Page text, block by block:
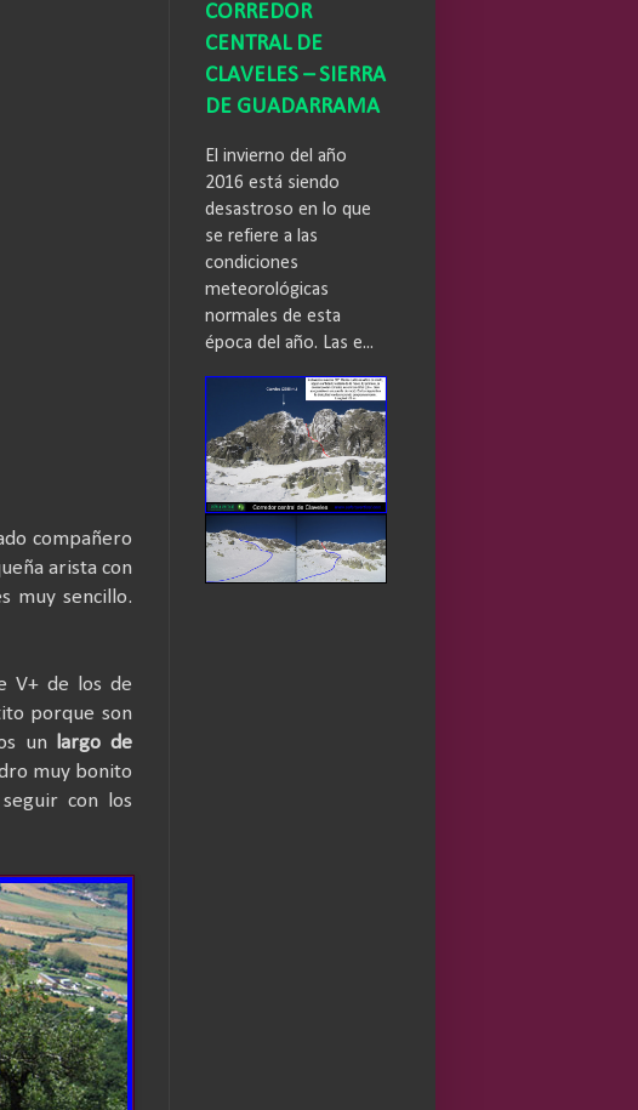
compañero
arista con
muy sencillo.
V+ de los de
porque son
un
largo de
muy bonito
con los
CORREDOR
CENTRAL DE
CLAVELES – SIERRA
DE GUADARRAMA
El invierno del año
2016 está siendo
desastroso en lo que
se refiere a las
condiciones
meteorológicas
normales de esta
época del año. Las e...